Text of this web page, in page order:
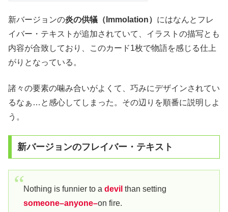
新バージョンの炎の供犠（Immolation） にはなんとフレ
イバー・テキストが追加されていて、イラストの描写とも
内容が合致しており、このカード1枚で物語を感じる仕上
がりとなっている。
諸々の要素の噛み合いがよくて、巧みにデザインされてい
るなぁ…と感心してしまった。その辺りを順番に説明しよ
う。
新バージョンのフレイバー・テキスト
Nothing is funnier to a devil than setting
someone–anyone–on fire.